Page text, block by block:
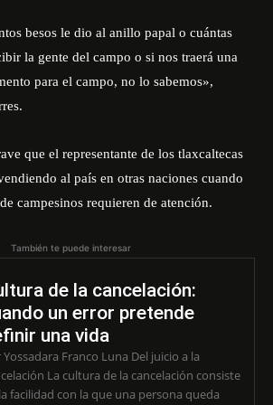
besos le dio al anillo papal o cuántas
la gente del campo o si nos traerá una
para el campo, no lo sabemos»,
que el representante de los tlaxcaltecas
al país en otras naciones cuando
campesinos requieren de atención.
También te puede interesar
de la cancelación:
un error pretende
una vida
Yossadara Franco Luna Del juicio a la
La cultura de la cancelación consiste
facilidad con la que una persona queda